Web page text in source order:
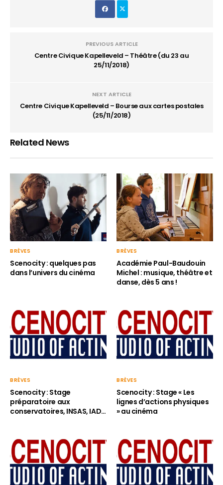
PREVIOUS ARTICLE
Centre Civique Kapelleveld – Théâtre (du 23 au
25/11/2018)
NEXT ARTICLE
Centre Civique Kapelleveld – Bourse aux cartes postales
(25/11/2018)
Related News
BRÈVES
Scenocity : quelques pas
dans l’univers du cinéma
BRÈVES
Académie Paul-Baudouin
Michel : musique, théâtre et
danse, dès 5 ans !
BRÈVES
Scenocity : Stage
préparatoire aux
conservatoires, INSAS, IAD…
BRÈVES
Scenocity : Stage « Les
lignes d’actions physiques
» au cinéma